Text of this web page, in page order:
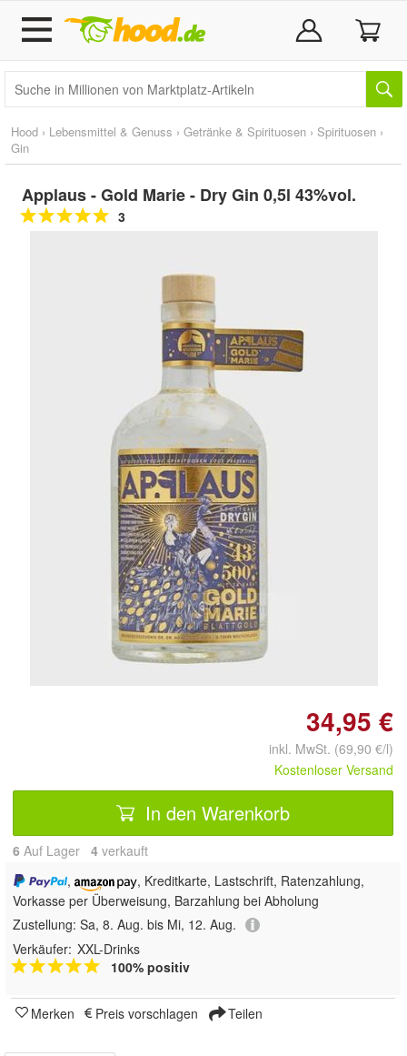
Hood › Lebensmittel & Genuss › Getränke & Spirituosen › Spirituosen ›
Gin
Applaus - Gold Marie - Dry Gin 0,5l 43%vol.
3
Doppelt antippen zum
vergrößern
34,95 €
inkl. MwSt. (69,90 €/l)
Kostenloser Versand
In den Warenkorb
6 Auf Lager 4 verkauft
,
, Kreditkarte, Lastschrift, Ratenzahlung,
Vorkasse per Überweisung, Barzahlung bei Abholung
Zustellung: Sa, 8. Aug. bis Mi, 12. Aug.
Verkäufer: XXL-Drinks
100% positiv
Merken Preis vorschlagen Teilen